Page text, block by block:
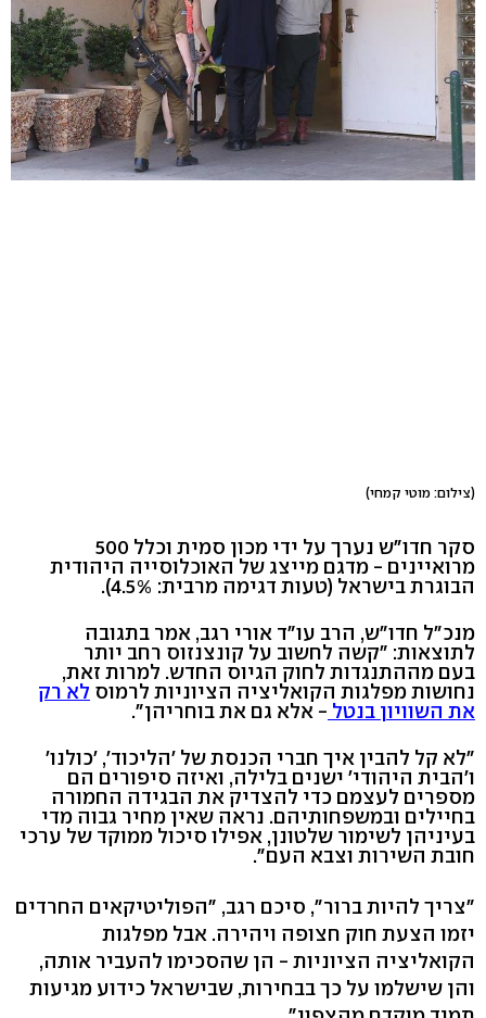
(צילום: מוטי קמחי)
סקר חדו"ש נערך על ידי מכון סמית וכלל 500
מרואיינים - מדגם מייצג של האוכלוסייה היהודית
הבוגרת בישראל (טעות דגימה מרבית: 4.5%).
מנכ"ל חדו"ש, הרב עו"ד אורי רגב, אמר בתגובה
לתוצאות: "קשה לחשוב על קונצנזוס רחב יותר
בעם מההתנגדות לחוק הגיוס החדש. למרות זאת,
נחושות מפלגות הקואליציה הציוניות לרמוס לא רק
את השוויון בנטל - אלא גם את בוחריהן".
"לא קל להבין איך חברי הכנסת של 'הליכוד', 'כולנו'
ו'הבית היהודי' ישנים בלילה, ואיזה סיפורים הם
מספרים לעצמם כדי להצדיק את הבגידה החמורה
בחיילים ובמשפחותיהם. נראה שאין מחיר גבוה מדי
בעיניהן לשימור שלטונן, אפילו סיכול ממוקד של ערכי
חובת השירות וצבא העם".
"צריך להיות ברור", סיכם רגב, "הפוליטיקאים החרדים
יזמו הצעת חוק חצופה ויהירה. אבל מפלגות
הקואליציה הציוניות - הן שהסכימו להעביר אותה,
והן שישלמו על כך בבחירות, שבישראל כידוע מגיעות